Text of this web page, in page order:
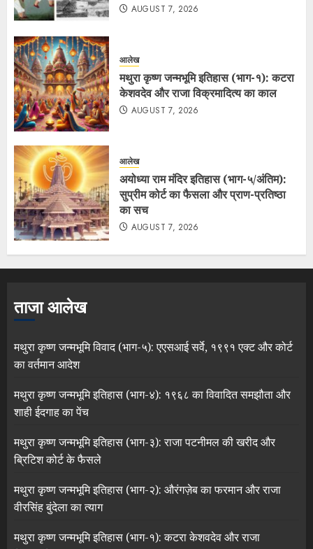
AUGUST 7, 2026
आलेख
मथुरा कृष्ण जन्मभूमि इतिहास (भाग-१): कटरा
केशवदेव और राजा विक्रमादित्य का काल
AUGUST 7, 2026
आलेख
अयोध्या राम मंदिर इतिहास (भाग-५/अंतिम):
सुप्रीम कोर्ट का फैसला और प्राण-प्रतिष्ठा
का सच
AUGUST 7, 2026
ताजा आलेख
मथुरा कृष्ण जन्मभूमि विवाद (भाग-५): एएसआई सर्वे, १९९१ एक्ट और कोर्ट
का वर्तमान आदेश
मथुरा कृष्ण जन्मभूमि इतिहास (भाग-४): १९६८ का विवादित समझौता और
शाही ईदगाह का पेंच
मथुरा कृष्ण जन्मभूमि इतिहास (भाग-३): राजा पटनीमल की खरीद और
ब्रिटिश कोर्ट के फैसले
मथुरा कृष्ण जन्मभूमि इतिहास (भाग-२): औरंगज़ेब का फरमान और राजा
वीरसिंह बुंदेला का त्याग
मथुरा कृष्ण जन्मभूमि इतिहास (भाग-१): कटरा केशवदेव और राजा